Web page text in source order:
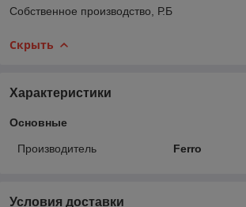
Собственное производство, Р.Б
Скрыть
Характеристики
Основные
Производитель Ferro
Условия доставки